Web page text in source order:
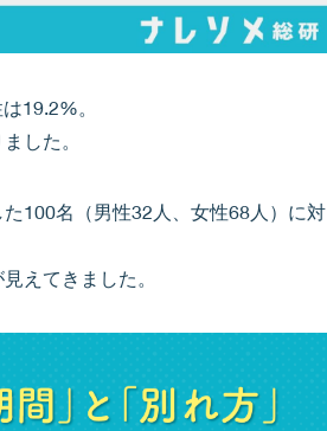
19.2%。
した。
100名（男性32人、女性68人）に対
えてきました。